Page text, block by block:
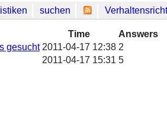
suchen
Time
Answers
gesucht 2011-04-17 12:38 2
2011-04-17 15:31 5